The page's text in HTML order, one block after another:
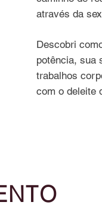
através da
Descobri
potência, sua
trabalhos
com o deleite